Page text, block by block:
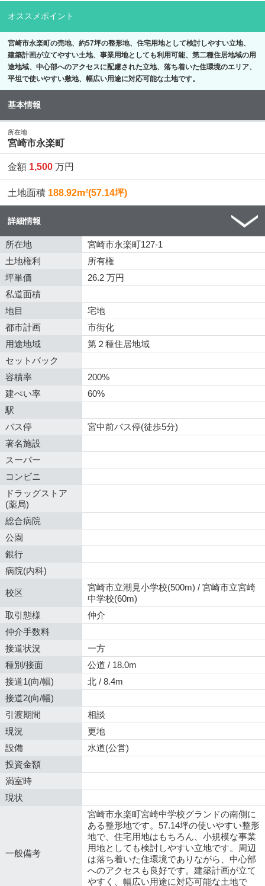
オススメポイント
宮崎市永楽町の売地、約57坪の整形地、住宅用地として検討しやすい立地、
建築計画が立てやすい土地、事業用地としても利用可能、第二種住居地域の用
途地域、中心部へのアクセスに配慮された立地、落ち着いた住環境のエリア、
平坦で使いやすい敷地、幅広い用途に対応可能な土地です。
基本情報
所在地
宮崎市永楽町
金額 1,500 万円
土地面積 188.92m²(57.14坪)
詳細情報
所在地
宮崎市永楽町127-1
土地権利
所有権
坪単価
26.2 万円
私道面積
地目
宅地
都市計画
市街化
用途地域
第２種住居地域
セットバック
容積率
200%
建ぺい率
60%
駅
バス停
宮中前バス停(徒歩5分)
著名施設
スーパー
コンビニ
ドラッグストア
(薬局)
総合病院
公園
銀行
病院(内科)
校区
宮崎市立潮見小学校(500m) / 宮崎市立宮崎
中学校(60m)
取引態様
仲介
仲介手数料
接道状況
一方
種別/接面
公道 / 18.0m
接道1(向/幅)
北 / 8.4m
接道2(向/幅)
引渡期間
相談
現況
更地
設備
水道(公営)
投資金額
満室時
現状
一般備考
宮崎市永楽町宮崎中学校グランドの南側に
ある整形地です。57.14坪の使いやすい整形
地で、住宅用地はもちろん、小規模な事業
用地としても検討しやすい立地です。周辺
は落ち着いた住環境でありながら、中心部
へのアクセスも良好です。建築計画が立て
やすく、幅広い用途に対応可能な土地で